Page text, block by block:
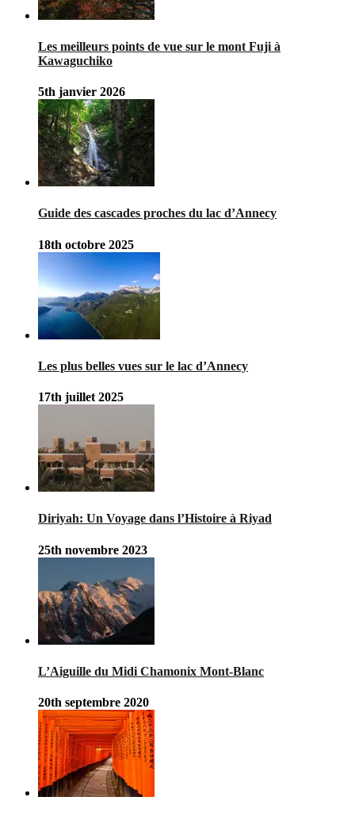
Les meilleurs points de vue sur le mont Fuji à
Kawaguchiko
5th janvier 2026
Guide des cascades proches du lac d’Annecy
18th octobre 2025
Les plus belles vues sur le lac d’Annecy
17th juillet 2025
Diriyah: Un Voyage dans l’Histoire à Riyad
25th novembre 2023
L’Aiguille du Midi Chamonix Mont-Blanc
20th septembre 2020